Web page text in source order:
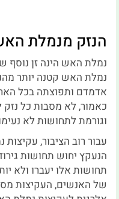
הנזק מנמלת
נמלת האש הינה זן נוסף
נמלת האש קטנה יותר
אדמדם ותפוצתה בכל
כאמור, לא מסבות כל
וגורמת לתחושות לא
עבור רוב הציבור,
הנעקץ יחוש תחושות
תחושות אלו יעברו ולא
של האנשים, העקיצות